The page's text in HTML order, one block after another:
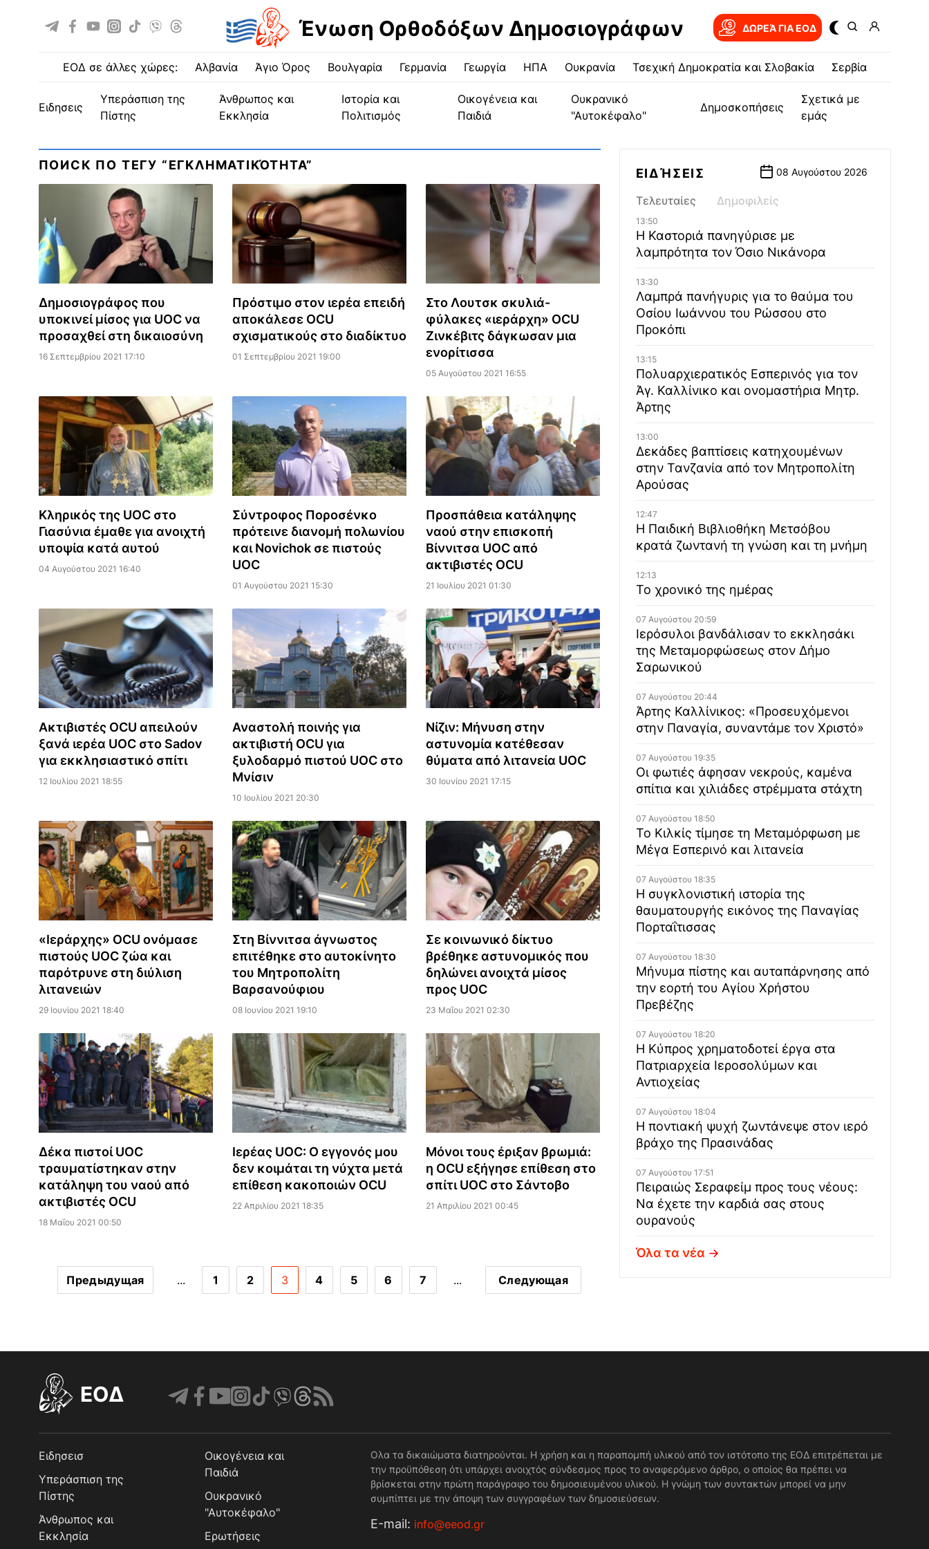
Ένωση Ορθοδόξων Δημοσιογράφων ΔΩΡΕΆ ΓΙΑ EOΔ
ΕΟΔ σε άλλες χώρες: Αλβανία Άγιο Όρος Βουλγαρία Γερμανία Γεωργία ΗΠΑ Ουκρανία Τσεχική Δημοκρατία και Σλοβακία Σερβία
ειδησεις
Υπεράσπιση της
Πίστης
Άνθρωπος και
Εκκλησία
Ιστορία και
Πολιτισμός
Οικογένεια και
Παιδιά
Ουκρανικό
"Αυτοκέφαλο"
Δημοσκοπήσεις
Σχετικά με
εμάς
ПОИСК ПО ТЕГУ “ΕΓΚΛΗΜΑΤΙΚΌΤΗΤΑ”
Δημοσιογράφος που
υποκινεί μίσος για UOC να
προσαχθεί στη δικαιοσύνη
16 Σεπτεμβρίου 2021 17:10
Πρόστιμο στον ιερέα επειδή
αποκάλεσε OCU
σχισματικούς στο διαδίκτυο
01 Σεπτεμβρίου 2021 19:00
Στο Λουτσκ σκυλιά-
φύλακες «ιεράρχη» OCU
Ζινκέβιτς δάγκωσαν μια
ενορίτισσα
05 Αυγούστου 2021 16:55
Κληρικός της UOC στο
Γιασύνια έμαθε για ανοιχτή
υποψία κατά αυτού
04 Αυγούστου 2021 16:40
Σύντροφος Ποροσένκο
πρότεινε διανομή πολωνίου
και Novichok σε πιστούς
UOC
01 Αυγούστου 2021 15:30
Προσπάθεια κατάληψης
ναού στην επισκοπή
Βίννιτσα UOC από
ακτιβιστές OCU
21 Ιουλίου 2021 01:30
Ακτιβιστές OCU απειλούν
ξανά ιερέα UOC στο Sadov
για εκκλησιαστικό σπίτι
12 Ιουλίου 2021 18:55
Αναστολή ποινής για
ακτιβιστή OCU για
ξυλοδαρμό πιστού UOC στο
Μνίσιν
10 Ιουλίου 2021 20:30
Νίζιν: Μήνυση στην
αστυνομία κατέθεσαν
θύματα από λιτανεία UOC
30 Ιουνίου 2021 17:15
«Ιεράρχης» OCU ονόμασε
πιστούς UOC ζώα και
παρότρυνε στη διύλιση
λιτανειών
29 Ιουνίου 2021 18:40
Στη Βίννιτσα άγνωστος
επιτέθηκε στο αυτοκίνητο
του Μητροπολίτη
Βαρσανούφιου
08 Ιουνίου 2021 19:10
Σε κοινωνικό δίκτυο
βρέθηκε αστυνομικός που
δηλώνει ανοιχτά μίσος
προς UOC
23 Μαΐου 2021 02:30
Δέκα πιστοί UOC
τραυματίστηκαν στην
κατάληψη του ναού από
ακτιβιστές OCU
18 Μαΐου 2021 00:50
Ιερέας UOC: Ο εγγονός μου
δεν κοιμάται τη νύχτα μετά
επίθεση κακοποιών OCU
22 Απριλίου 2021 18:35
Μόνοι τους έριξαν βρωμιά:
η OCU εξήγησε επίθεση στο
σπίτι UOC στο Σάντοβο
21 Απριλίου 2021 00:45
Предыдущая ... 1 2 3 4 5 6 7 ... Следующая
ΕΙΔΉΣΕΙΣ 08 Αυγούστου 2026
Τελευταίες Δημοφιλείς
13:50
Η Καστοριά πανηγύρισε με
λαμπρότητα τον Όσιο Νικάνορα
13:30
Λαμπρά πανήγυρις για το θαύμα του
Οσίου Ιωάννου του Ρώσσου στο
Προκόπι
13:15
Πολυαρχιερατικός Εσπερινός για τον
Άγ. Καλλίνικο και ονομαστήρια Μητρ.
Άρτης
13:00
Δεκάδες βαπτίσεις κατηχουμένων
στην Τανζανία από τον Μητροπολίτη
Αρούσας
12:47
Η Παιδική Βιβλιοθήκη Μετσόβου
κρατά ζωντανή τη γνώση και τη μνήμη
12:13
Το χρονικό της ημέρας
07 Αυγούστου 20:59
Ιερόσυλοι βανδάλισαν το εκκλησάκι
της Μεταμορφώσεως στον Δήμο
Σαρωνικού
07 Αυγούστου 20:44
Άρτης Καλλίνικος: «Προσευχόμενοι
στην Παναγία, συναντάμε τον Χριστό»
07 Αυγούστου 19:35
Οι φωτιές άφησαν νεκρούς, καμένα
σπίτια και χιλιάδες στρέμματα στάχτη
07 Αυγούστου 18:50
Το Κιλκίς τίμησε τη Μεταμόρφωση με
Μέγα Εσπερινό και λιτανεία
07 Αυγούστου 18:35
Η συγκλονιστική ιστορία της
θαυματουργής εικόνος της Παναγίας
Πορταΐτισσας
07 Αυγούστου 18:30
Μήνυμα πίστης και αυταπάρνησης από
την εορτή του Αγίου Χρήστου
Πρεβέζης
07 Αυγούστου 18:20
Η Κύπρος χρηματοδοτεί έργα στα
Πατριαρχεία Ιεροσολύμων και
Αντιοχείας
07 Αυγούστου 18:04
Η ποντιακή ψυχή ζωντάνεψε στον ιερό
βράχο της Πρασινάδας
07 Αυγούστου 17:51
Πειραιώς Σεραφείμ προς τους νέους:
Να έχετε την καρδιά σας στους
ουρανούς
Όλα τα νέα
EOΔ
Ειδησεισ
Υπεράσπιση της
Πίστης
Άνθρωπος και
Εκκλησία
Οικογένεια και
Παιδιά
Ουκρανικό
"Αυτοκέφαλο"
Ερωτήσεις
Ολα τα δικαιώματα διατηρούνται. Η χρήση και η παραπομπή υλικού από τον ιστότοπο της ΕΟΔ επιτρέπεται με
την προϋπόθεση ότι υπάρχει ανοιχτός σύνδεσμος προς το αναφερόμενο άρθρο, ο οποίος θα πρέπει να
βρίσκεται στην πρώτη παράγραφο του δημοσιευμένου υλικού. Η γνώμη των συντακτών μπορεί να μην
συμπίπτει με την άποψη των συγγραφέων των δημοσιεύσεων.
Е-mail: info@eeod.gr